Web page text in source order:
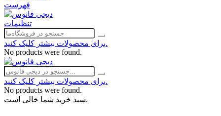
فهرست
تنظیمات
برای محصولات بیشتر کلیک کنید.
No products were found.
برای محصولات بیشتر کلیک کنید.
No products were found.
سبد خرید شما خالی است.